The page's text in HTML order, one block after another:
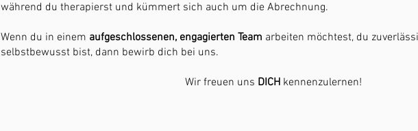
während du therapierst und kümmert sich auch um die Abrechnung.
Wenn du in einem aufgeschlossenen, engagierten Team arbeiten möchtest, du
selbstbewusst bist, dann bewirb dich bei uns.
Wir freuen uns DICH kennenzulernen!